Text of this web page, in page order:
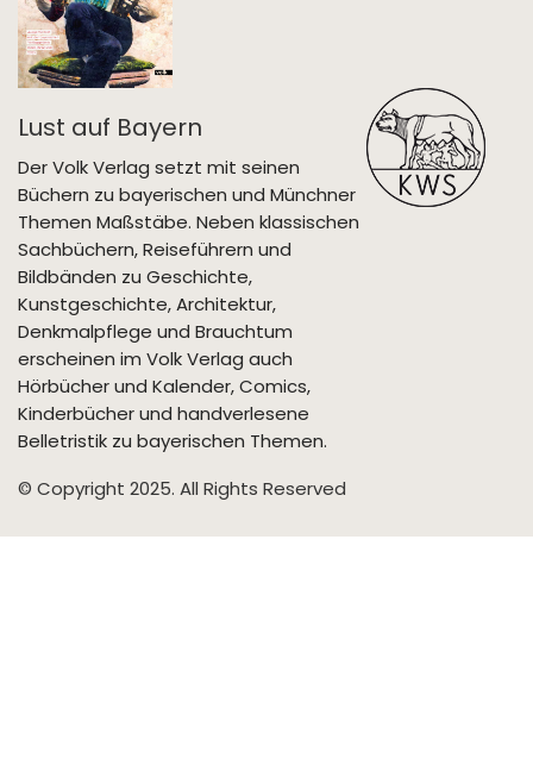
Lust auf Bayern
Der Volk Verlag setzt mit seinen
Büchern zu bayerischen und Münchner
Themen Maßstäbe. Neben klassischen
Sachbüchern, Reiseführern und
Bildbänden zu Geschichte,
Kunstgeschichte, Architektur,
Denkmalpflege und Brauchtum
erscheinen im Volk Verlag auch
Hörbücher und Kalender, Comics,
Kinderbücher und handverlesene
Belletristik zu bayerischen Themen.
© Copyright 2025. All Rights Reserved